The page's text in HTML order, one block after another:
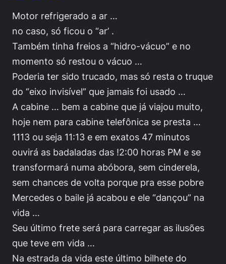
Motor refrigerado a ar …
no caso, só ficou o “ar’ .
Também tinha freios a “hidro-vácuo” e no
momento só restou o vácuo …
Poderia ter sido trucado, mas só resta o truque
do “eixo invisível” que jamais foi usado …
A cabine … bem a cabine que já viajou muito,
hoje nem para cabine telefônica se presta …
1113 ou seja 11:13 e em exatos 47 minutos
ouvirá as badaladas das !2:00 horas PM e se
transformará numa abóbora, sem cinderela,
sem chances de volta porque pra esse pobre
Mercedes o baile já acabou e ele “dançou” na
vida …
Seu último frete será para carregar as ilusões
que teve em vida …
Na estrada da vida este último bilhete do